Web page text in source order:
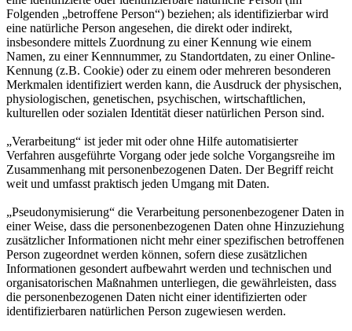
Folgenden „betroffene Person“) beziehen; als identifizierbar wird
eine natürliche Person angesehen, die direkt oder indirekt,
insbesondere mittels Zuordnung zu einer Kennung wie einem
Namen, zu einer Kennnummer, zu Standortdaten, zu einer Online-
Kennung (z.B. Cookie) oder zu einem oder mehreren besonderen
Merkmalen identifiziert werden kann, die Ausdruck der physischen,
physiologischen, genetischen, psychischen, wirtschaftlichen,
kulturellen oder sozialen Identität dieser natürlichen Person sind.
„Verarbeitung“ ist jeder mit oder ohne Hilfe automatisierter
Verfahren ausgeführte Vorgang oder jede solche Vorgangsreihe im
Zusammenhang mit personenbezogenen Daten. Der Begriff reicht
weit und umfasst praktisch jeden Umgang mit Daten.
„Pseudonymisierung“ die Verarbeitung personenbezogener Daten in
einer Weise, dass die personenbezogenen Daten ohne Hinzuziehung
zusätzlicher Informationen nicht mehr einer spezifischen betroffenen
Person zugeordnet werden können, sofern diese zusätzlichen
Informationen gesondert aufbewahrt werden und technischen und
organisatorischen Maßnahmen unterliegen, die gewährleisten, dass
die personenbezogenen Daten nicht einer identifizierten oder
identifizierbaren natürlichen Person zugewiesen werden.